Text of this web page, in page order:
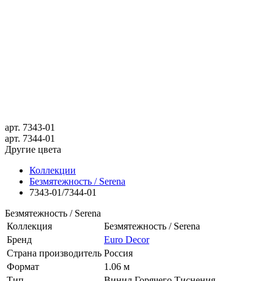
арт. 7343-01
арт. 7344-01
Другие цвета
Коллекции
Безмятежность / Serena
7343-01/7344-01
Безмятежность / Serena
Коллекция
Безмятежность / Serena
Бренд
Euro Decor
Страна производитель Россия
Формат
1.06 м